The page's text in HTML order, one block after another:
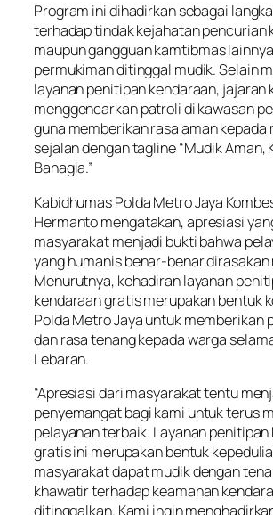
Program ini dihadirkan sebagai
terhadap tindak kejahatan pencurian
maupun gangguan kamtibmas
permukiman ditinggal mudik. Selain
layanan penitipan kendaraan, jajaran
menggencarkan patroli di kawasan
guna memberikan rasa aman kepada
sejalan dengan tagline “Mudik Aman,
Bahagia.”
Kabidhumas Polda Metro Jaya
Hermanto mengatakan, apresiasi
masyarakat menjadi bukti bahwa
yang humanis benar-benar
Menurutnya, kehadiran layanan
kendaraan gratis merupakan bentuk
Polda Metro Jaya untuk memberikan
dan rasa tenang kepada warga
Lebaran.
“Apresiasi dari masyarakat tentu
penyemangat bagi kami untuk terus
pelayanan terbaik. Layanan
gratis ini merupakan bentuk
masyarakat dapat mudik dengan
khawatir terhadap keamanan
ditinggalkan. Kami ingin